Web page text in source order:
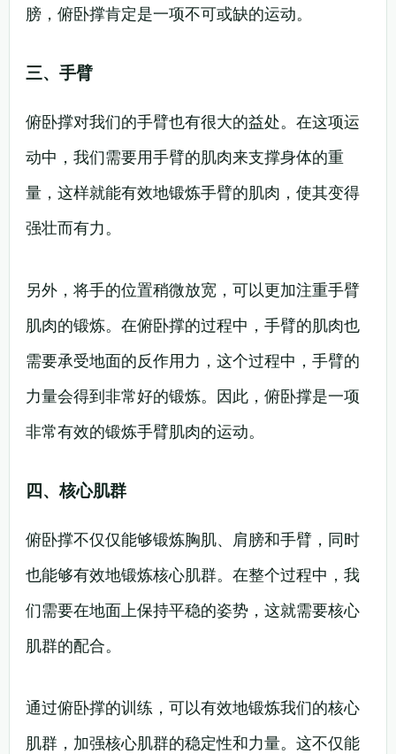
膀，俯卧撑肯定是一项不可或缺的运动。
三、手臂
俯卧撑对我们的手臂也有很大的益处。在这项运
动中，我们需要用手臂的肌肉来支撑身体的重
量，这样就能有效地锻炼手臂的肌肉，使其变得
强壮而有力。
另外，将手的位置稍微放宽，可以更加注重手臂
肌肉的锻炼。在俯卧撑的过程中，手臂的肌肉也
需要承受地面的反作用力，这个过程中，手臂的
力量会得到非常好的锻炼。因此，俯卧撑是一项
非常有效的锻炼手臂肌肉的运动。
四、核心肌群
俯卧撑不仅仅能够锻炼胸肌、肩膀和手臂，同时
也能够有效地锻炼核心肌群。在整个过程中，我
们需要在地面上保持平稳的姿势，这就需要核心
肌群的配合。
通过俯卧撑的训练，可以有效地锻炼我们的核心
肌群，加强核心肌群的稳定性和力量。这不仅能